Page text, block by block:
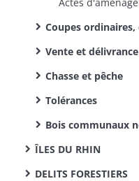
Coupes
Vente et
Chasse et pêche
Tolérances
Bois communaux
ÎLES DU RHIN
DELITS FORESTIERS